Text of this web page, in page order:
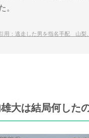
。
用：逃走した男を指名手配 山梨
大は結局何し